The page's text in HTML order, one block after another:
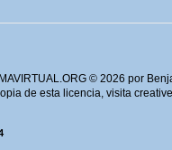
© 2026 por
de esta licencia, visita